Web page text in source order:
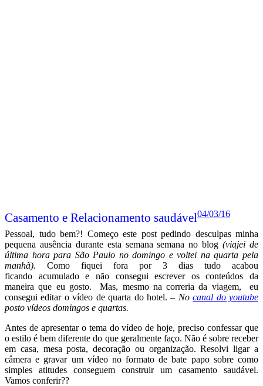
Casamento e Relacionamento saudável04/03/16
Pessoal, tudo bem?! Começo este post pedindo desculpas minha
pequena ausência durante esta semana semana no blog(viajei de
última hora para São Paulo no domingo e voltei na quarta pela
manhã). Como fiquei fora por 3 dias tudo acabou
ficando acumulado e não consegui escrever os conteúdos da
maneira que eu gosto. Mas, mesmo na correria da viagem, eu
consegui editar o vídeo de quarta do hotel. – Nocanal do youtube
posto vídeos domingos e quartas.
Antes de apresentar o tema do vídeo de hoje, preciso confessar que
o estilo é bem diferente do que geralmente faço. Não é sobre receber
em casa, mesa posta, decoração ou organização. Resolvi ligar a
câmera e gravar um vídeo no formato de bate papo sobre como
simples atitudes conseguem construir um casamento saudável.
Vamos conferir??